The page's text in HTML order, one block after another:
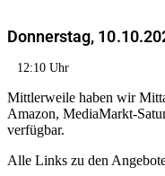
Donnerstag,
12:10 Uhr
Mittlerweile haben wir
Amazon, MediaMarkt-
verfügbar.
Alle Links zu den